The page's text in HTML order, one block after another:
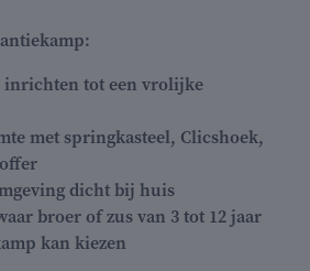
inrichten tot een vrolijke
met springkasteel, Clicshoek,
dicht bij huis
broer of zus van 3 tot 12 jaar
kan kiezen